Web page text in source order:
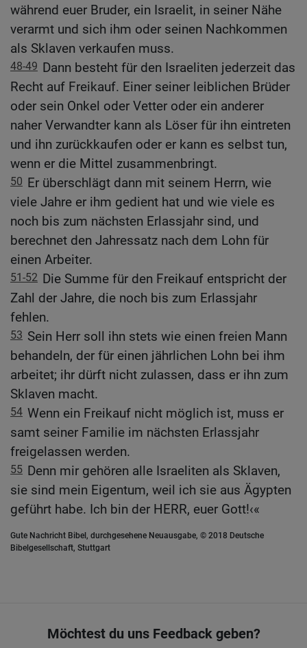
während euer Bruder, ein Israelit, in seiner Nähe
verarmt und sich ihm oder seinen Nachkommen
als Sklaven verkaufen muss.
48-49 Dann besteht für den Israeliten jederzeit das
Recht auf Freikauf. Einer seiner leiblichen Brüder
oder sein Onkel oder Vetter oder ein anderer
naher Verwandter kann als Löser für ihn eintreten
und ihn zurückkaufen oder er kann es selbst tun,
wenn er die Mittel zusammenbringt.
50 Er überschlägt dann mit seinem Herrn, wie
viele Jahre er ihm gedient hat und wie viele es
noch bis zum nächsten Erlassjahr sind, und
berechnet den Jahressatz nach dem Lohn für
einen Arbeiter.
51-52 Die Summe für den Freikauf entspricht der
Zahl der Jahre, die noch bis zum Erlassjahr
fehlen.
53 Sein Herr soll ihn stets wie einen freien Mann
behandeln, der für einen jährlichen Lohn bei ihm
arbeitet; ihr dürft nicht zulassen, dass er ihn zum
Sklaven macht.
54 Wenn ein Freikauf nicht möglich ist, muss er
samt seiner Familie im nächsten Erlassjahr
freigelassen werden.
55 Denn mir gehören alle Israeliten als Sklaven,
sie sind mein Eigentum, weil ich sie aus Ägypten
geführt habe. Ich bin der HERR, euer Gott!‹«
Gute Nachricht Bibel, durchgesehene Neuausgabe, © 2018 Deutsche
Bibelgesellschaft, Stuttgart
Möchtest du uns Feedback geben?